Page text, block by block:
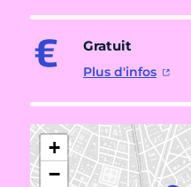
Gratuit
Plus d'infos
+
−